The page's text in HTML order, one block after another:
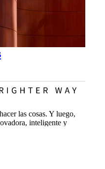
las cosas. Y luego,
inteligente y
del sector inmobiliario